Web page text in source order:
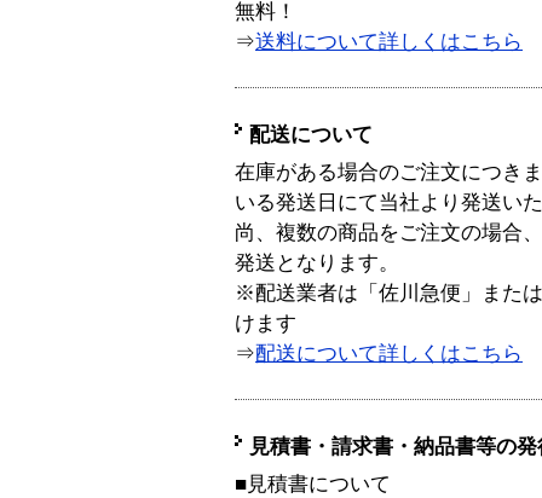
無料！
⇒送料について詳しくはこちら
配送について
在庫がある場合のご注文につき
いる発送日にて当社より発送い
尚、複数の商品をご注文の場合
発送となります。
※配送業者は「佐川急便」また
けます
⇒配送について詳しくはこちら
見積書・請求書・納品書等の
■見積書について